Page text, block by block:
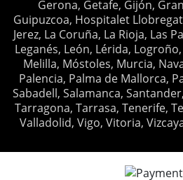
Gerona, Getafe, Gijón,
Guipuzcoa, Hospitalet
Jerez, La Coruña, La Rioja, Las
Leganés, León, Lérida,
Melilla, Móstoles, Murcia,
Palencia, Palma de Mallorca,
Sabadell, Salamanca,
Tarragona, Tarrasa, Tenerife,
Valladolid, Vigo, Vitoria,